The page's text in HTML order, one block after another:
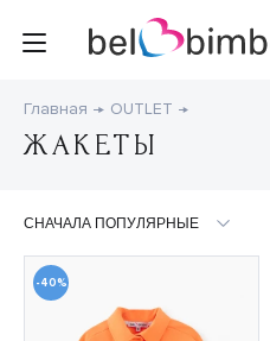
Главная OUTLET
ЖАКЕТЫ
-40%